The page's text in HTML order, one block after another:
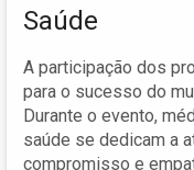
Saúde
A participação dos
para o sucesso do
Durante o evento,
saúde se dedicam a
compromisso e